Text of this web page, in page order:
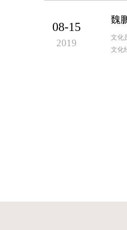
08-15
2019
魏
文化
文化